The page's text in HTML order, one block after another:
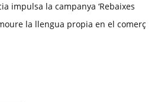
impulsa la campanya ‘Rebaixes
la llengua propia en el comerç